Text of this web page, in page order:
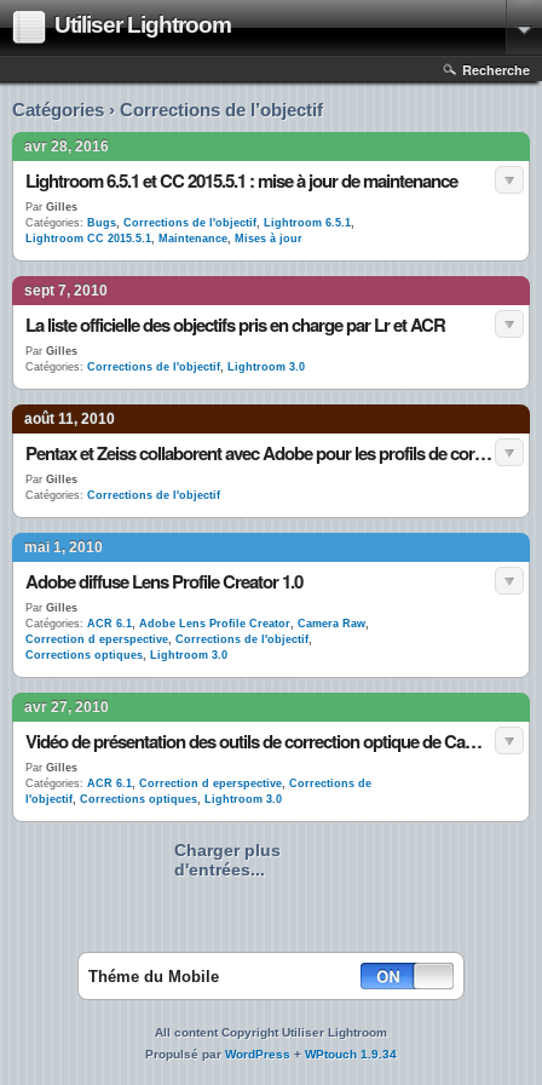
Utiliser Lightroom
Recherche
Catégories › Corrections de l’objectif
avr 28, 2016
Lightroom 6.5.1 et CC 2015.5.1 : mise à jour de maintenance
Par Gilles
Catégories: Bugs, Corrections de l'objectif, Lightroom 6.5.1,
Lightroom CC 2015.5.1, Maintenance, Mises à jour
sept 7, 2010
La liste officielle des objectifs pris en charge par Lr et ACR
Par Gilles
Catégories: Corrections de l'objectif, Lightroom 3.0
août 11, 2010
Pentax et Zeiss collaborent avec Adobe pour les profils de correction d’objectifs
Par Gilles
Catégories: Corrections de l'objectif
mai 1, 2010
Adobe diffuse Lens Profile Creator 1.0
Par Gilles
Catégories: ACR 6.1, Adobe Lens Profile Creator, Camera Raw,
Correction d eperspective, Corrections de l'objectif,
Corrections optiques, Lightroom 3.0
avr 27, 2010
Vidéo de présentation des outils de correction optique de Camera Raw 6.1 et Lightroom 3.0
Par Gilles
Catégories: ACR 6.1, Correction d eperspective, Corrections de
l'objectif, Corrections optiques, Lightroom 3.0
Charger plus
d'entrées...
Théme du Mobile
All content Copyright Utiliser Lightroom
Propulsé parWordPress + WPtouch 1.9.34